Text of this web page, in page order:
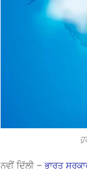
ਨਵੀਂ ਦਿੱਲੀ – ਭਾਰਤ